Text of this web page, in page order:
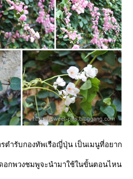
ตำรับกองทัพเรือญี่ปุ่น เป็นเมนูที่อยาก
กพวงชมพูจะนำมาใช้ในขั้นตอนไหน